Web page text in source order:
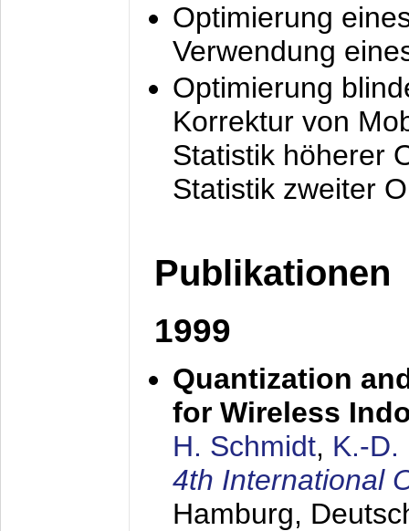
Optimierung
Verwendung
Optimierung
Korrektur von
Statistik höherer
Statistik zweiter
Publikationen
1999
Quantization
for Wireless
H. Schmidt, K.-D.
4th International
Hamburg,